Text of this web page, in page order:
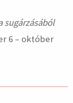
sugárzásából
6 – október